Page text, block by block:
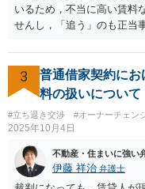
いるため，不当に高い賃料
せんし，「追う」のも正当
い条件で立退料等を支払っ
て所有権を取得する必要
ローンが組めないというこ
れてみてはいかがでしょう
把握して，その上で，買う
メリットデメリットありま
3
普通借家契約に
料の扱いについて
#立ち退き交渉 #オーナーチェン
2025年10月4日
不動産・住まいに強い
伊藤 祥治 弁護士